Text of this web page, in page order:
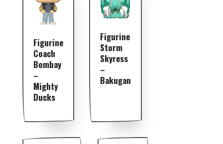
Figurine
Coach
Bombay
–
Mighty
Ducks
Figurine
Storm
Skyress
–
Bakugan